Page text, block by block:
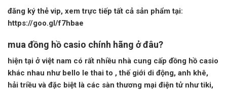
đăng ký thẻ vip, xem trực tiếp tất cả sản phẩm tại:
https://goo.gl/f7hbae
mua đồng hồ casio chính hãng ở đâu?
hiện tại ở việt nam có rất nhiều nhà cung cấp đồng hồ casio
khác nhau như bello le thai to , thế giới di động, anh khê,
hải triều và đặc biệt là các sàn thương mại điện tử như tiki,